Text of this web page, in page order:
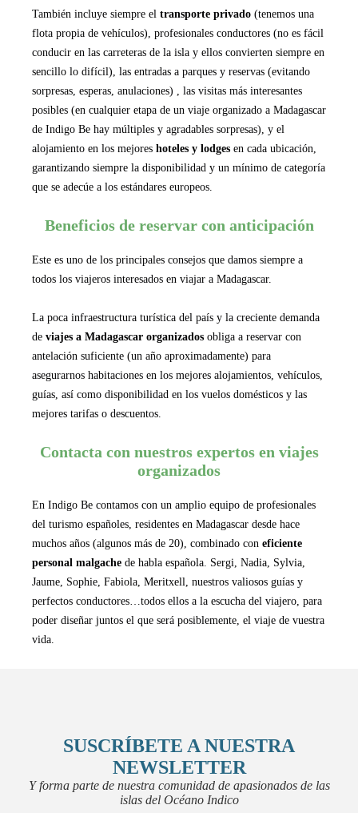
También incluye siempre el transporte privado (tenemos una
flota propia de vehículos), profesionales conductores (no es fácil
conducir en las carreteras de la isla y ellos convierten siempre en
sencillo lo difícil), las entradas a parques y reservas (evitando
sorpresas, esperas, anulaciones) , las visitas más interesantes
posibles (en cualquier etapa de un viaje organizado a Madagascar
de Indigo Be hay múltiples y agradables sorpresas), y el
alojamiento en los mejores hoteles y lodges en cada ubicación,
garantizando siempre la disponibilidad y un mínimo de categoría
que se adecúe a los estándares europeos.
Beneficios de reservar con anticipación
Este es uno de los principales consejos que damos siempre a
todos los viajeros interesados en viajar a Madagascar.
La poca infraestructura turística del país y la creciente demanda
de viajes a Madagascar organizados obliga a reservar con
antelación suficiente (un año aproximadamente) para
asegurarnos habitaciones en los mejores alojamientos, vehículos,
guías, así como disponibilidad en los vuelos domésticos y las
mejores tarifas o descuentos.
Contacta con nuestros expertos en viajes
organizados
En Indigo Be contamos con un amplio equipo de profesionales
del turismo españoles, residentes en Madagascar desde hace
muchos años (algunos más de 20), combinado con eficiente
personal malgache de habla española. Sergi, Nadia, Sylvia,
Jaume, Sophie, Fabiola, Meritxell, nuestros valiosos guías y
perfectos conductores…todos ellos a la escucha del viajero, para
poder diseñar juntos el que será posiblemente, el viaje de vuestra
vida.
SUSCRÍBETE A NUESTRA
NEWSLETTER
Y forma parte de nuestra comunidad de apasionados de las
islas del Océano Indico